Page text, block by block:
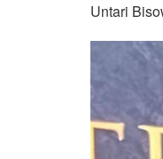
Untari